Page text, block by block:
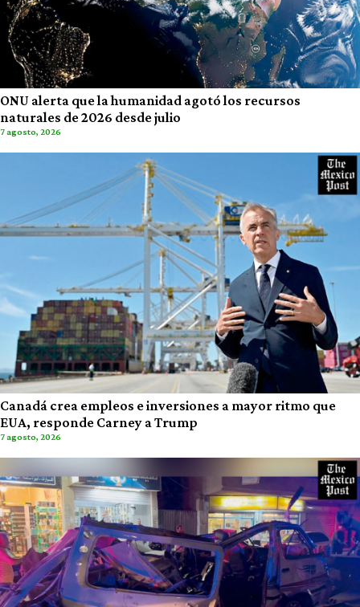
ONU alerta que la humanidad agotó los recursos
naturales de 2026 desde julio
7 agosto, 2026
Canadá crea empleos e inversiones a mayor ritmo que
EUA, responde Carney a Trump
7 agosto, 2026